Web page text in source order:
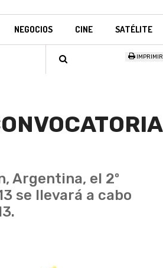
NEGOCIOS CINE SATÉLITE
IMPRIMIR
Argentina, el 2º
se llevará a cabo